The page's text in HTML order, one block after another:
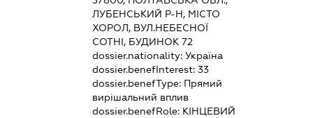
ЛУБЕНСЬКИЙ Р-Н, МІСТО
ХОРОЛ, ВУЛ.НЕБЕСНОЇ
СОТНІ, БУДИНОК 72
dossier.nationality:Україна
dossier.benefInterest:33
dossier.benefType: Прямий
вирішальний вплив
dossier.benefRole: КІНЦЕВИЙ